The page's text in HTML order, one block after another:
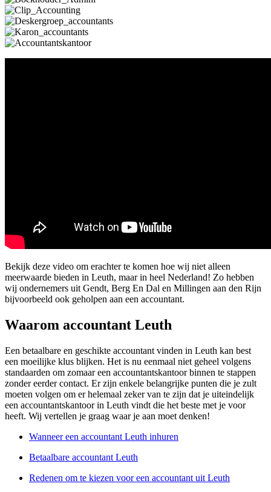
Bekijk deze video om erachter te komen hoe wij niet alleen
meerwaarde bieden in Leuth, maar in heel Nederland! Zo hebben
wij ondernemers uit Gendt, Berg En Dal en Millingen aan den Rijn
bijvoorbeeld ook geholpen aan een accountant.
Waarom accountant Leuth
Een betaalbare en geschikte accountant vinden in Leuth kan best
een moeilijke klus blijken. Het is nu eenmaal niet geheel volgens
standaarden om zomaar een accountantskantoor binnen te stappen
zonder eerder contact. Er zijn enkele belangrijke punten die je zult
moeten volgen om er helemaal zeker van te zijn dat je uiteindelijk
een accountantskantoor in Leuth vindt die het beste met je voor
heeft. Wij vertellen je graag waar je aan moet denken!
Wanneer een accountant Leuth inhuren
Betaalbare accountant Leuth
Redenen om te kiezen voor een accountant uit Leuth